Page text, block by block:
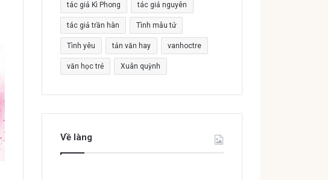
tác giả Kì Phong tác giả nguyên
tác giả trần hàn Tình mẫu tử
Tình yêu tản văn hay vanhoctre
văn học trẻ Xuân quỳnh
Về làng